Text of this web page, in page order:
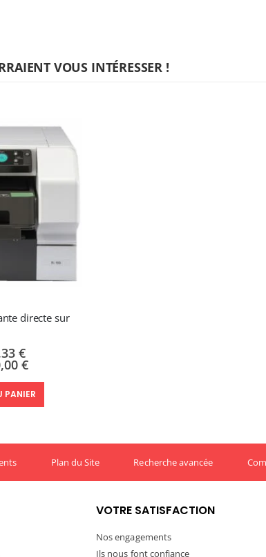
VOUS INTÉRESSER !
directe sur
€
€
PANIER
Plan du Site Recherche avancée
VOTRE SATISFACTION
Nos engagements
Ils nous font confiance